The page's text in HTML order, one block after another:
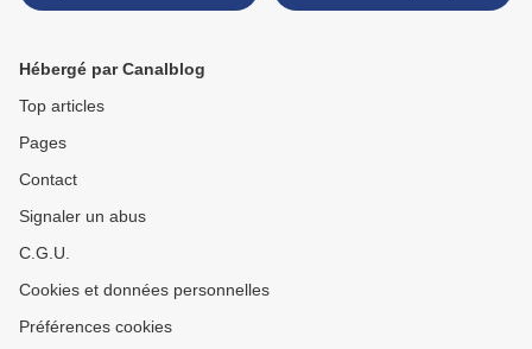
d'Afrique
Congo >
Hébergé par Canalblog
Top articles
Pages
Contact
Signaler un abus
C.G.U.
Cookies et données personnelles
Préférences cookies